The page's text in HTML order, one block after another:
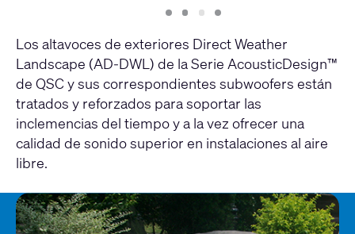
Slide
1 Slide
2 Slide
3 Slide
4
Los altavoces de exteriores Direct Weather
Landscape (AD-DWL) de la Serie AcousticDesign™
de QSC y sus correspondientes subwoofers están
tratados y reforzados para soportar las
inclemencias del tiempo y a la vez ofrecer una
calidad de sonido superior en instalaciones al aire
libre.